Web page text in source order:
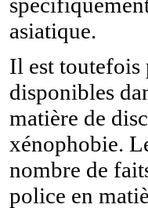
asiatique.
Il est toutefois
disponibles
matière de
xénophobie.
nombre de
police en